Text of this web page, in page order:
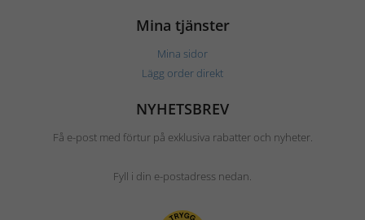
Mina tjänster
Mina sidor
Lägg order direkt
NYHETSBREV
Få e-post med förtur på exklusiva rabatter och nyheter.
Fyll i din e-postadress nedan.